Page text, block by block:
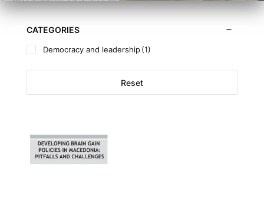
CATEGORIES
Democracy and leadership (1)
Reset